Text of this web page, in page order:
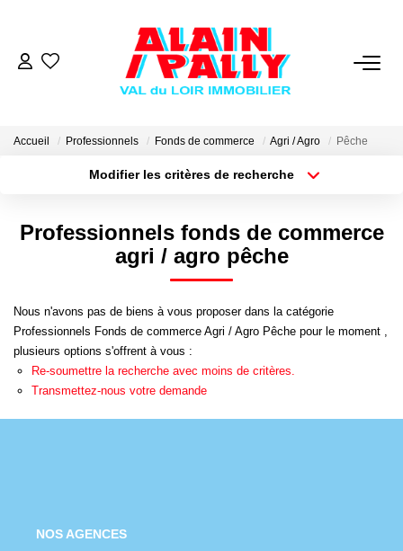
VENTE
LOCATION
DERNIERES VENTES
NOS AGENCES
Qui Sommes Nous
Notre Équipe
Accueil Professionnels Fonds de commerce Agri / Agro Pêche
Modifier les critères de recherche
Type de bien
Surface min
Créer une alerte
Professionnels fonds de commerce
agri / agro pêche
Nous n'avons pas de biens à vous proposer dans la catégorie
Professionnels Fonds de commerce Agri / Agro Pêche pour le moment ,
plusieurs options s'offrent à vous :
Re-soumettre la recherche avec moins de critères.
Transmettez-nous votre demande
NOS AGENCES